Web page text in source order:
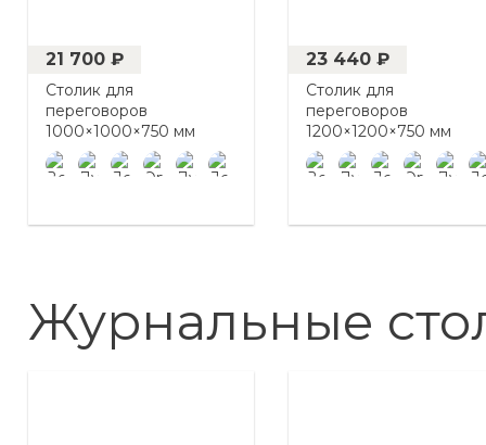
21 700 ₽
Столик для
переговоров
1000×1000×750 мм
23 440 ₽
Столик для
переговоров
1200×1200×750 мм
Журнальные